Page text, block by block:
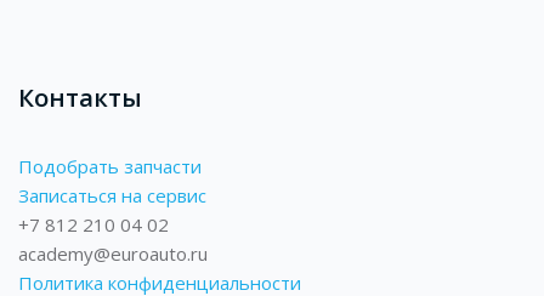
Контакты
Подобрать запчасти
Записаться на сервис
+7 812 210 04 02
academy@euroauto.ru
Политика конфиденциальности